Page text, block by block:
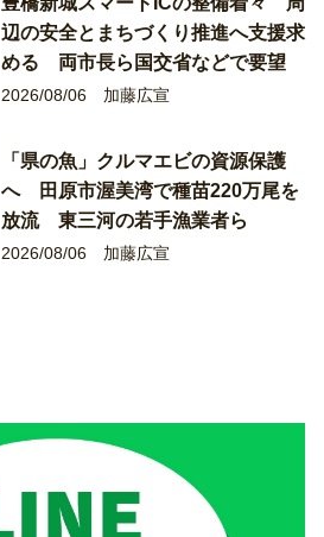
辺の安全とまちづくり推進へ支援求
める 両市長ら国交省などで要望
2026/08/06 加藤広宣
「県の魚」クルマエビの資源保護
へ 田原市渥美湾で種苗220万尾を
放流 東三河の若手漁業者ら
2026/08/06 加藤広宣